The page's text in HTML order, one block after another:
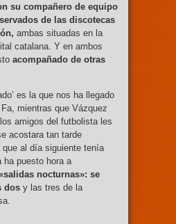
su compañero de equipo
de las discotecas
ambas situadas en la
catalana. Y en ambos
acompañado de otras
es la que nos ha llegado
mientras que Vázquez
amigos del futbolista les
acostara tan tarde
que al día siguiente tenía
ha puesto hora a
nocturnas»: se
dos y las tres de la